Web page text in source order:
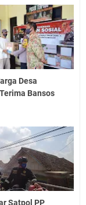
Desa
Bansos
Satpol PP